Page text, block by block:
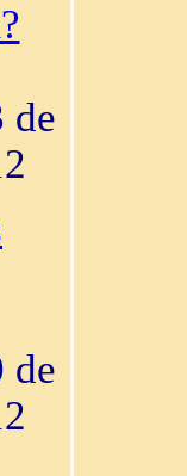
de
de